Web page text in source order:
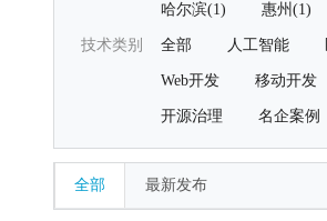
哈尔滨(1) 惠州(1)
技术类别 全部 人工智能
Web开发 移动开发
开源治理 名企案例
全部 最新发布